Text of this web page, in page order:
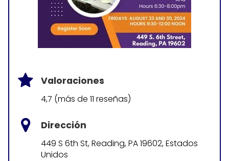
Valoraciones
4,7 (más de 11 reseñas)
Dirección
449 S 6th St, Reading, PA 19602, Estados
Unidos